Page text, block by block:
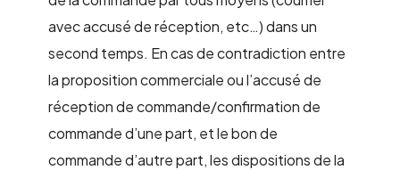
avec accusé de réception, etc…) dans un
second temps. En cas de contradiction entre
la proposition commerciale ou l’accusé de
réception de commande/confirmation de
commande d’une part, et le bon de
commande d’autre part, les dispositions de la